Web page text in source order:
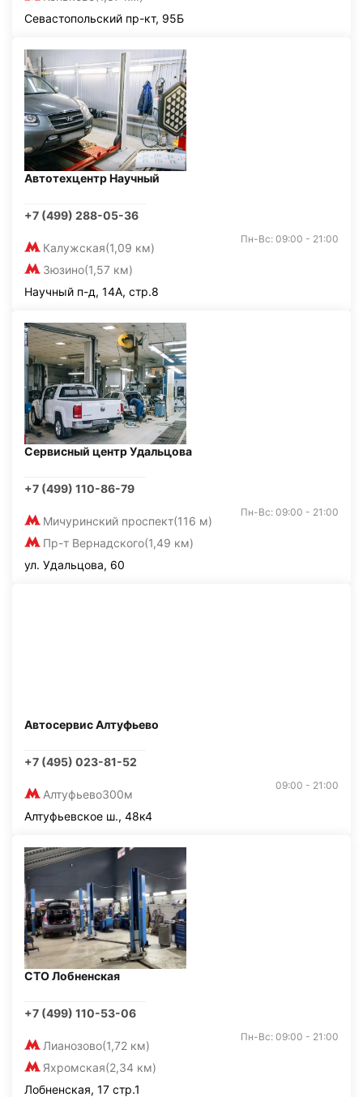
Севастопольский пр-кт, 95Б
Автотехцентр Научный
+7 (499) 288-05-36
Калужская(1,09 км)
Зюзино(1,57 км)
Пн-Вс: 09:00 - 21:00
Научный п-д, 14А, стр.8
Сервисный центр Удальцова
+7 (499) 110-86-79
Мичуринский проспект(116 м)
Пр-т Вернадского(1,49 км)
Пн-Вс: 09:00 - 21:00
ул. Удальцова, 60
Автосервис Алтуфьево
+7 (495) 023-81-52
Алтуфьево300м
09:00 - 21:00
Алтуфьевское ш., 48к4
СТО Лобненская
+7 (499) 110-53-06
Лианозово(1,72 км)
Яхромская(2,34 км)
Пн-Вс: 09:00 - 21:00
Лобненская, 17 стр.1